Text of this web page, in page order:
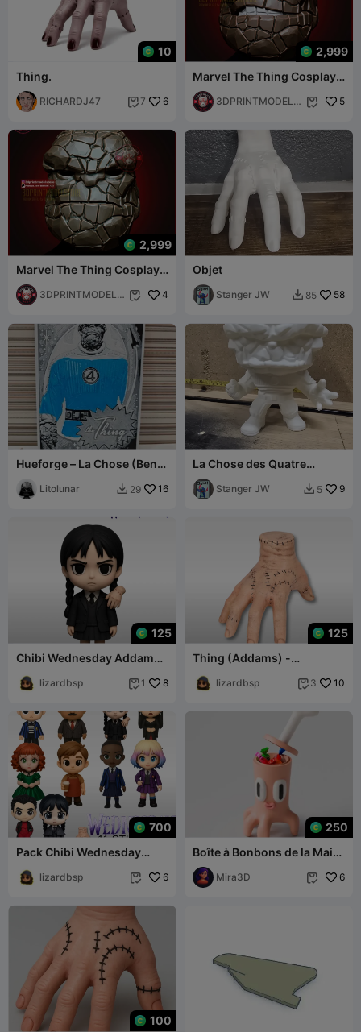
10
Thing.
RICHARDJ47  7 6
2,999
Marvel The Thing Cosplay
Mask - Halloween Helmet
Costume3DPRINTMODELS
 5
2,999
Marvel The Thing Cosplay
Mask - Fantastic Four
Movie3DPRINTMODELS
 4
Objet
Stanger JW  85 58
Hueforge – La Chose (Ben
Litolunar  29 16
La Chose des Quatre
Fantastiques
Stanger JW  5 9
125
Chibi Wednesday Addams
lizardbsp  1 8
125
Thing (Addams) -
lizardbsp  3 10
700
Pack Chibi Wednesday
lizardbsp  6
250
Boîte à Bonbons de la Main
de Mercredi d'Halloween
Mira3D  6
100